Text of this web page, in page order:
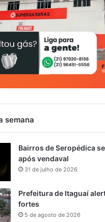
semana
Bairros de Seropédica
após vendaval
31 de julho de 2026
Prefeitura de Itaguaí
fortes
5 de agosto de 2026